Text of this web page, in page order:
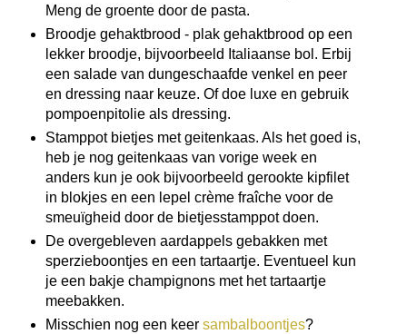
Meng de groente door de pasta.
Broodje gehaktbrood - plak gehaktbrood op een
lekker broodje, bijvoorbeeld Italiaanse bol. Erbij
een salade van dungeschaafde venkel en peer
en dressing naar keuze. Of doe luxe en gebruik
pompoenpitolie als dressing.
Stamppot bietjes met geitenkaas. Als het goed is,
heb je nog geitenkaas van vorige week en
anders kun je ook bijvoorbeeld gerookte kipfilet
in blokjes en een lepel crème fraîche voor de
smeuïgheid door de bietjesstamppot doen.
De overgebleven aardappels gebakken met
sperzieboontjes en een tartaartje. Eventueel kun
je een bakje champignons met het tartaartje
meebakken.
Misschien nog een keer sambalboontjes?